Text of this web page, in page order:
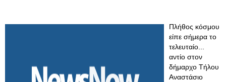
Πλήθος κόσμου
είπε σήμερα το
τελευταίο...
αντίο στον
δήμαρχο Τήλου
Αναστάσιο